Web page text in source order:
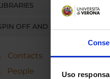
Uso
OFF AND COMPANIES
Contacts
People